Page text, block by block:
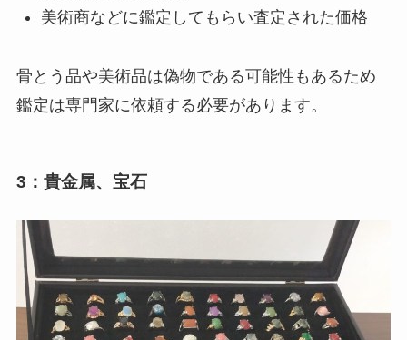
美術商などに鑑定してもらい査定された価格
骨とう品や美術品は偽物である可能性もあるため
鑑定は専門家に依頼する必要があります。
3：貴金属、宝石